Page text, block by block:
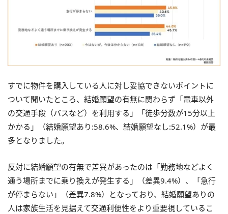
すでに物件を購入している人に対し妥協できないポイントに
ついて聞いたところ、結婚願望の有無に関わらず「電車以外
の交通手段（バスなど）を利用する」「徒歩分数が15分以上
かかる」（結婚願望あり:58.6%、結婚願望なし:52.1%）が最
多となりました。
反対に結婚願望の有無で差異があったのは「勤務地などよく
通う場所までに乗り換えが発生する」（差異9.4%）、「急行
が停まらない」（差異7.8%）となっており、結婚願望ありの
人は家族生活を見据えて交通利便性をより重要視しているこ